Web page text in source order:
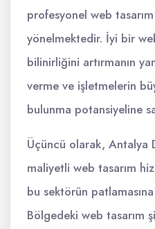
profesyonel web
yönelmektedir. İyi bir
bilinirliğini artırmanın
verme ve işletmelerin
bulunma potansiyeline
Üçüncü olarak, Antalya
maliyetli web tasarım
bu sektörün
Bölgedeki web tasarım